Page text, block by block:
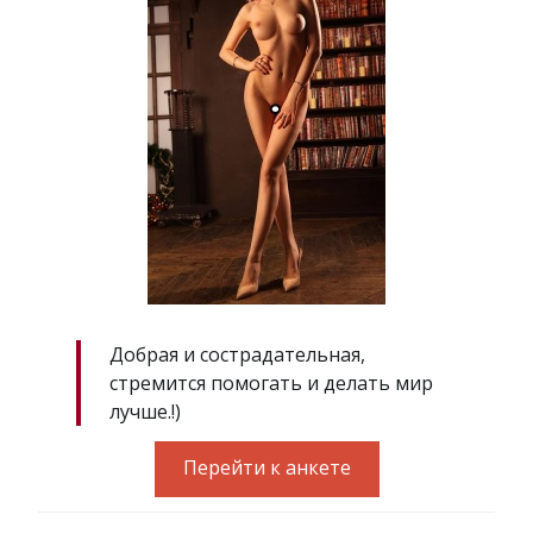
Добрая и сострадательная,
стремится помогать и делать мир
лучше.!)
Перейти к анкете